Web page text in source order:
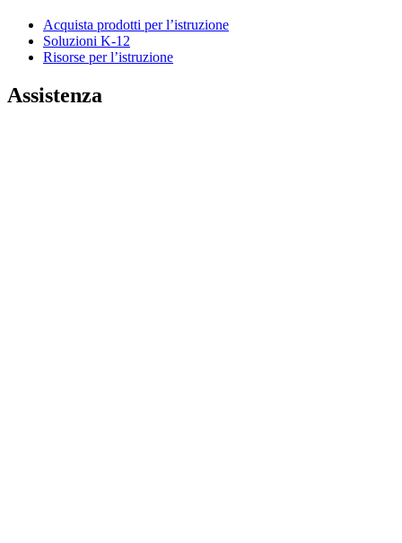
Acquista prodotti per l’istruzione
Soluzioni K-12
Risorse per l’istruzione
Assistenza